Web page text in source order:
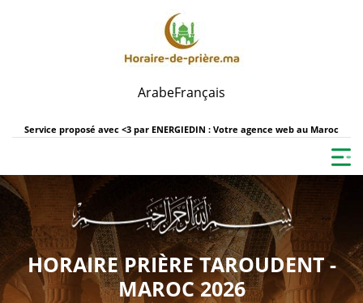
ArabeFrançais
Service proposé avec <3 par ENERGIEDIN : Votre agence web au Maroc
HORAIRE PRIÈRE TAROUDENT -
MAROC 2026